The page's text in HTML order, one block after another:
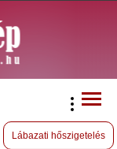
Lábazati hőszigetelés